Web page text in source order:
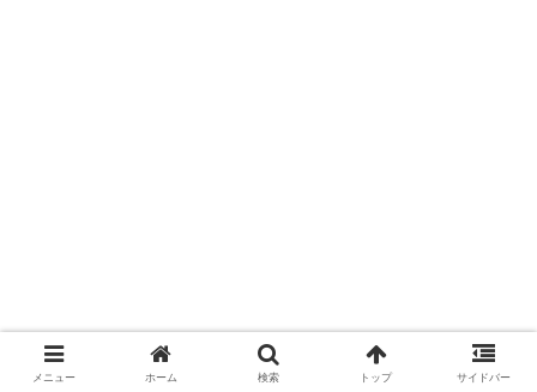
メニュー ホーム 検索 トップ サイドバー